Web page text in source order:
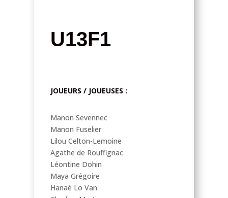
U13F1
JOUEURS / JOUEUSES :
Manon Sevennec
Manon Fuselier
Lilou Celton-Lemoine
Agathe de Rouffignac
Léontine Dohin
Maya Grégoire
Hanaé Lo Van